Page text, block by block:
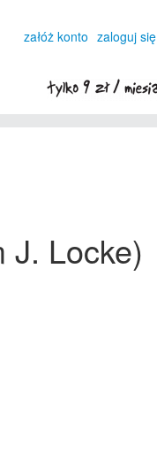
załóż konto zaloguj się
J. Locke)